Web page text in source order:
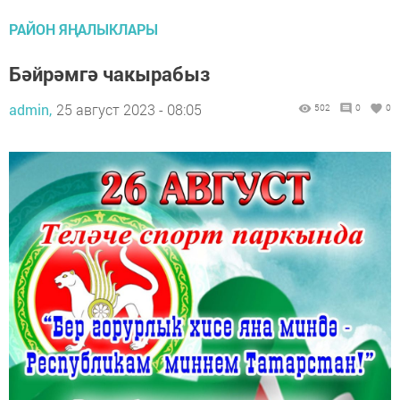
РАЙОН ЯҢАЛЫКЛАРЫ
Бәйрәмгә чакырабыз
admin, 25 август 2023 - 08:05 502 0 0